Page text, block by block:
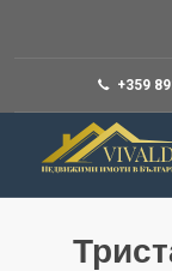
+359